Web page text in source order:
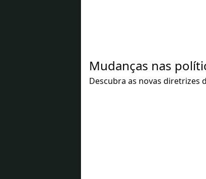
Mudanças nas
Descubra as novas diretrizes